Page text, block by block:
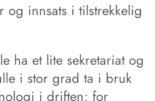
og innsats i tilstrekkelig
ha et lite sekretariat og
i stor grad ta i bruk
i driften; for